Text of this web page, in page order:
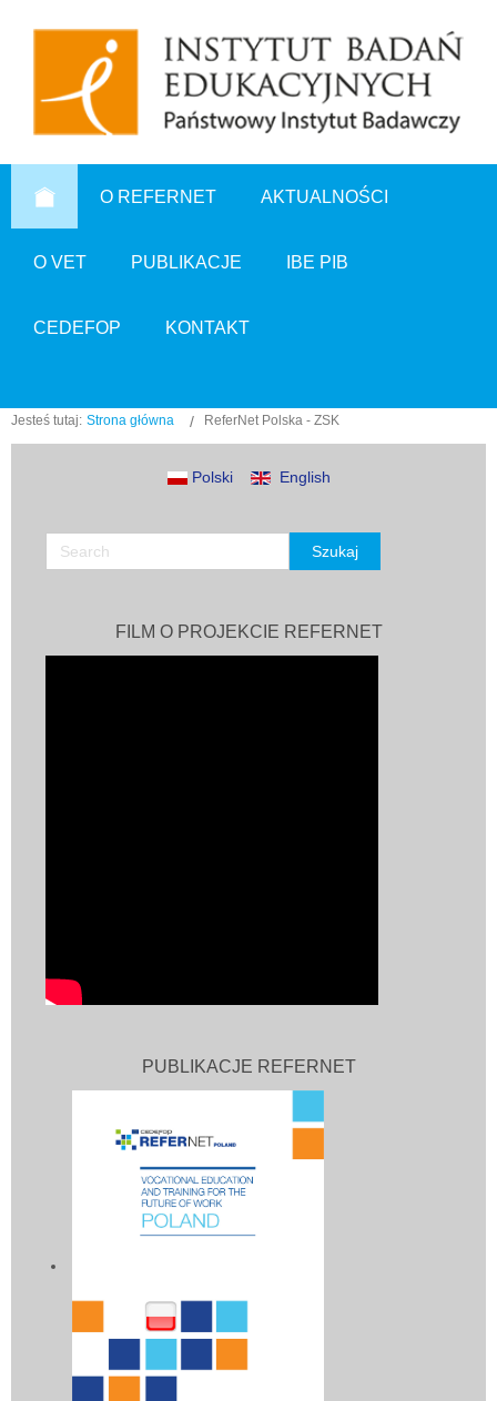
O REFERNET AKTUALNOŚCI
O VET PUBLIKACJE IBE PIB
CEDEFOP KONTAKT
Jesteś tutaj: Strona główna ReferNet Polska - ZSK
Polski English
FILM O PROJEKCIE REFERNET
PUBLIKACJE REFERNET